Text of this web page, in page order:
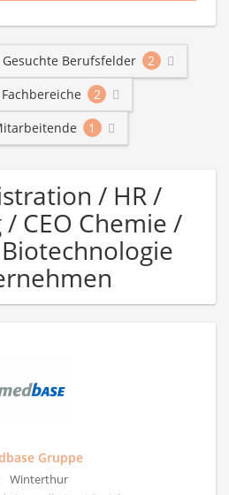
Gesuchte Berufsfelder
2
2
1
/ HR /
CEO Chemie /
Gruppe
Winterthur